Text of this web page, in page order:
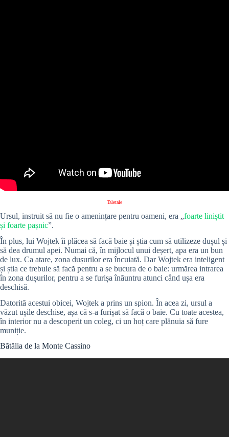
Taletale
Ursul, instruit să nu fie o amenințare pentru oameni, era „foarte liniștit
și foarte pașnic”.
În plus, lui Wojtek îi plăcea să facă baie și știa cum să utilizeze dușul și
să dea drumul apei. Numai că, în mijlocul unui deșert, apa era un bun
de lux. Ca atare, zona dușurilor era încuiată. Dar Wojtek era inteligent
și știa ce trebuie să facă pentru a se bucura de o baie: urmărea intrarea
în zona dușurilor, pentru a se furișa înăuntru atunci când ușa era
deschisă.
Datorită acestui obicei, Wojtek a prins un spion. În acea zi, ursul a
văzut ușile deschise, așa că s-a furișat să facă o baie. Cu toate acestea,
în interior nu a descoperit un coleg, ci un hoț care plănuia să fure
muniție.
Bătălia de la Monte Cassino